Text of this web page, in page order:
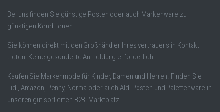
Bei uns finden Sie günstige Posten oder auch Markenware zu
günstigen Konditionen.
Sie können direkt mit den Großhändler Ihres vertrauens in Kontakt
treten. Keine gesonderte Anmeldung erforderlich.
Kaufen Sie Markenmode für Kinder, Damen und Herren. Finden Sie
Lidl, Amazon, Penny, Norma oder auch Aldi Posten und Palettenware in
unseren gut sortierten B2B Marktplatz.